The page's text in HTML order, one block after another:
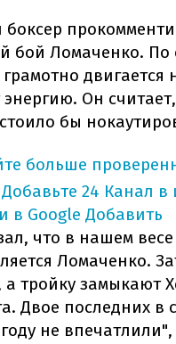
боксер
бой Ломаченко. По
двигается
энергию. Он
бы
больше
Добавьте 24 Канал
в Google Добавить
что в нашем
Ломаченко.
а тройку замыкают
Двое последних в
не впечатлили",